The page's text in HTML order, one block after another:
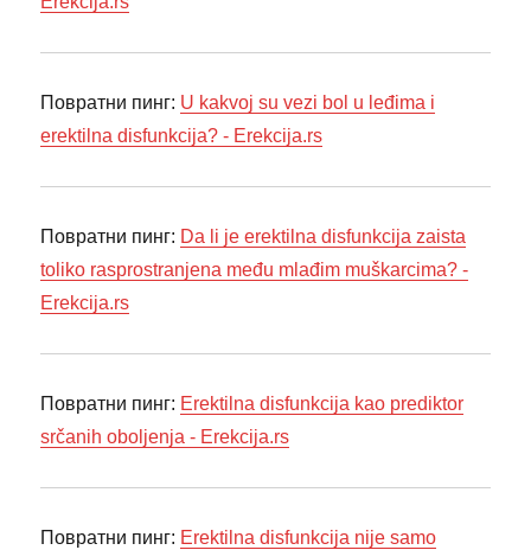
Повратни пинг: U kakvoj su vezi bol u leđima i
erektilna disfunkcija? - Erekcija.rs
Повратни пинг: Da li je erektilna disfunkcija zaista
toliko rasprostranjena među mlađim muškarcima? -
Erekcija.rs
Повратни пинг: Erektilna disfunkcija kao prediktor
srčanih oboljenja - Erekcija.rs
Повратни пинг: Erektilna disfunkcija nije samo